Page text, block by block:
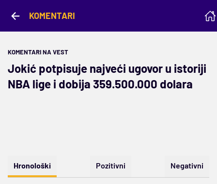
KOMENTARI
KOMENTARI NA VEST
Jokić potpisuje najveći ugovor u istoriji
NBA lige i dobija 359.500.000 dolara
Hronološki Pozitivni Negativni